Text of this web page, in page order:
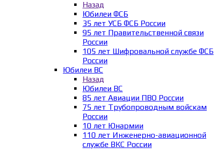
Назад
Юбилеи ФСБ
35 лет УСБ ФСБ России
95 лет Правительственной связи
России
105 лет Шифровальной службе ФСБ
России
Юбилеи ВС
Назад
Юбилеи ВС
85 лет Авиации ПВО России
75 лет Трубопроводным войскам
России
10 лет Юнармии
110 лет Инженерно-авиационной
службе ВКС России